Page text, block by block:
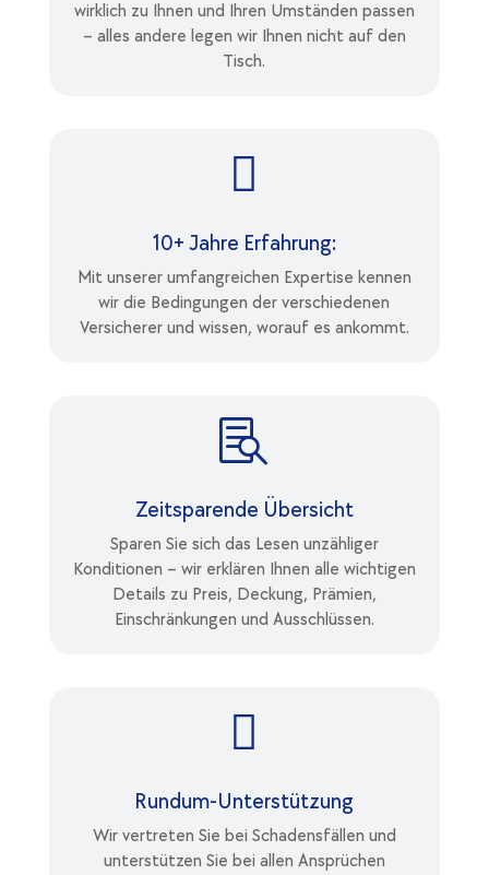
wirklich zu Ihnen und Ihren Umständen passen
– alles andere legen wir Ihnen nicht auf den
Tisch.

10+ Jahre Erfahrung:
Mit unserer umfangreichen Expertise kennen
wir die Bedingungen der verschiedenen
Versicherer und wissen, worauf es ankommt.

Zeitsparende Übersicht
Sparen Sie sich das Lesen unzähliger
Konditionen – wir erklären Ihnen alle wichtigen
Details zu Preis, Deckung, Prämien,
Einschränkungen und Ausschlüssen.

Rundum-Unterstützung
Wir vertreten Sie bei Schadensfällen und
unterstützen Sie bei allen Ansprüchen